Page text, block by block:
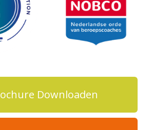
Downloaden